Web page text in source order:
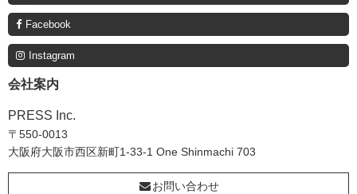
Facebook
Instagram
会社案内
PRESS Inc.
〒550-0013
大阪府大阪市西区新町1-33-1 One Shinmachi 703
お問い合わせ